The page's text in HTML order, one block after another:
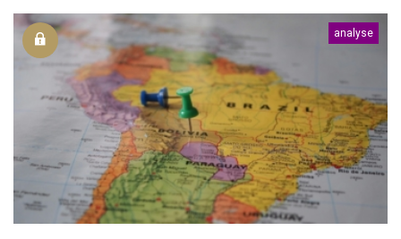
analyse